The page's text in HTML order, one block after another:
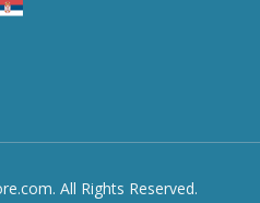
All Rights Reserved.